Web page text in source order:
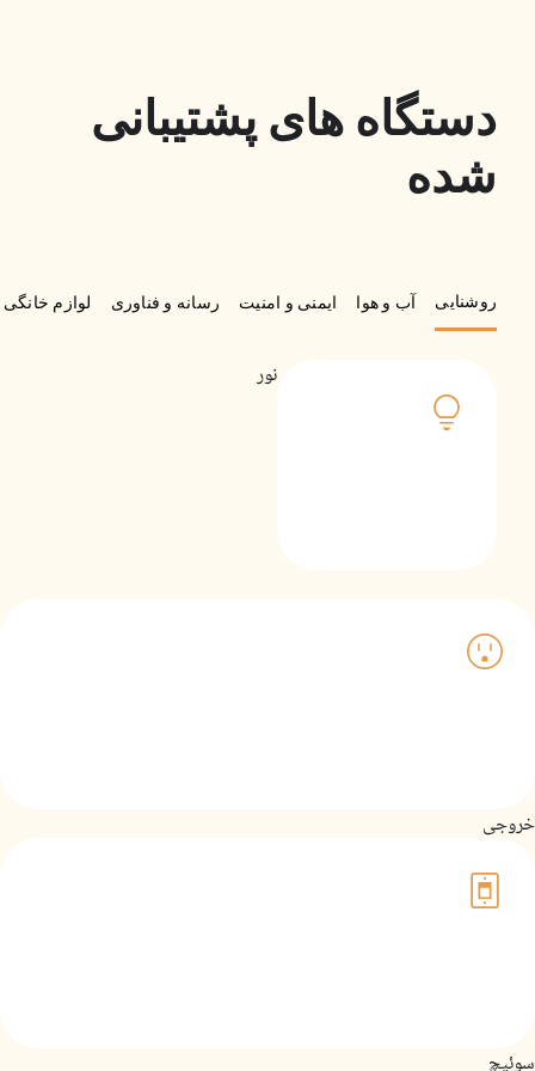
دستگاه های پشتیبانی
شده
روشنایی آب و هوا ایمنی و امنیت رسانه و فناوری لوازم خانگی
نور
خروجی
سوئیچ